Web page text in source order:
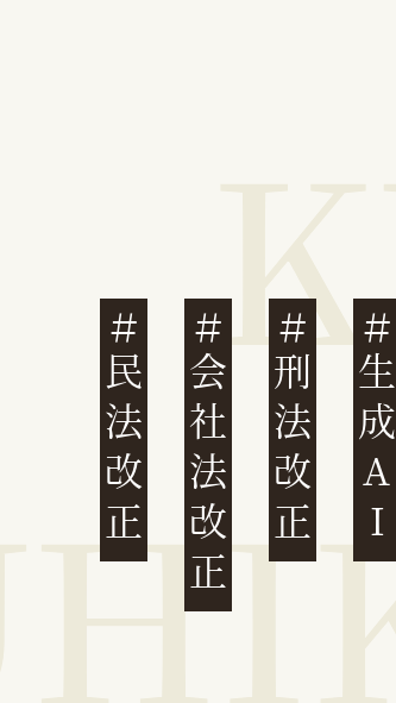
民法改正 会社法改正 刑法改正 生成AI